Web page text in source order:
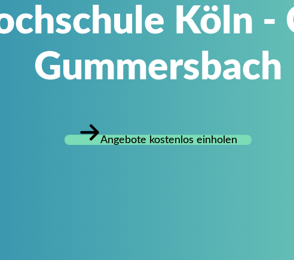
Köln -
Gummersbach
Angebote kostenlos einholen